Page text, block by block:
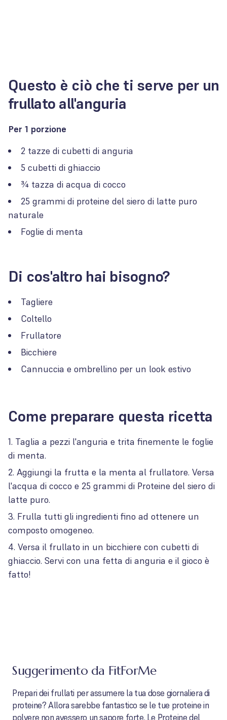
Questo è ciò che ti serve per un
frullato all'anguria
Per 1 porzione
2 tazze di cubetti di anguria
5 cubetti di ghiaccio
¾ tazza di acqua di cocco
25 grammi di proteine ​​del siero di latte puro
naturale
Foglie di menta
Di cos'altro hai bisogno?
Tagliere
Coltello
Frullatore
Bicchiere
Cannuccia e ombrellino per un look estivo
Come preparare questa ricetta
Taglia a pezzi l'anguria e trita finemente le foglie
di menta.
Aggiungi la frutta e la menta al frullatore. Versa
l'acqua di cocco e 25 grammi di Proteine del siero di
latte puro.
Frulla tutti gli ingredienti fino ad ottenere un
composto omogeneo.
Versa il frullato in un bicchiere con cubetti di
ghiaccio. Servi con una fetta di anguria e il gioco è
fatto!
Suggerimento da FitForMe
Prepari dei frullati per assumere la tua dose giornaliera di
proteine? Allora sarebbe fantastico se le tue proteine ​​in
polvere non avessero un sapore forte. Le Proteine ​​del